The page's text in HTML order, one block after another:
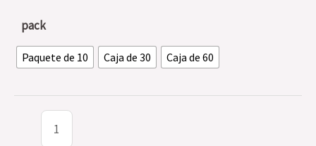
pack
Paquete de 10 Caja de 30 Caja de 60